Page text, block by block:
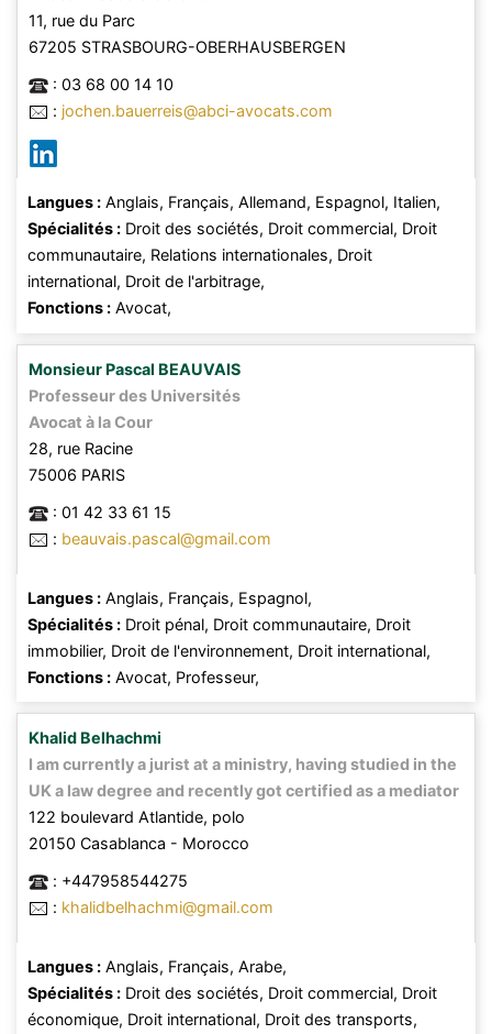
11, rue du Parc
67205 STRASBOURG-OBERHAUSBERGEN
: 03 68 00 14 10
: jochen.bauerreis@abci-avocats.com
Langues : Anglais, Français, Allemand, Espagnol, Italien,
Spécialités : Droit des sociétés, Droit commercial, Droit
communautaire, Relations internationales, Droit
international, Droit de l'arbitrage,
Fonctions : Avocat,
Monsieur Pascal BEAUVAIS
Professeur des Universités
Avocat à la Cour
28, rue Racine
75006 PARIS
: 01 42 33 61 15
: beauvais.pascal@gmail.com
Langues : Anglais, Français, Espagnol,
Spécialités : Droit pénal, Droit communautaire, Droit
immobilier, Droit de l'environnement, Droit international,
Fonctions : Avocat, Professeur,
Khalid Belhachmi
I am currently a jurist at a ministry, having studied in the
UK a law degree and recently got certified as a mediator
122 boulevard Atlantide, polo
20150 Casablanca - Morocco
: +447958544275
: khalidbelhachmi@gmail.com
Langues : Anglais, Français, Arabe,
Spécialités : Droit des sociétés, Droit commercial, Droit
économique, Droit international, Droit des transports,